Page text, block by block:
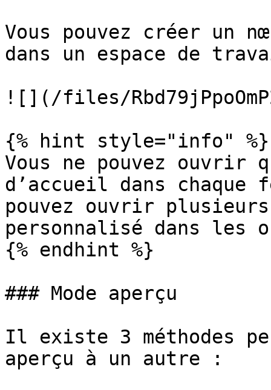
Vous pouvez créer un
dans un espace de
![](/files/
{% hint style="info" %}
Vous ne pouvez ouvrir
d’accueil dans chaque
pouvez ouvrir
personnalisé dans les
{% endhint %}
### Mode aperçu
Il existe 3 méthodes
aperçu à un autre :